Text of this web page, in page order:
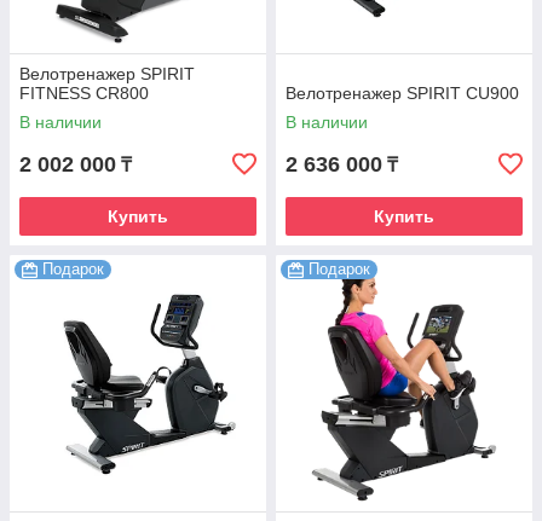
Велотренажер SPIRIT
FITNESS CR800
В наличии
2 002 000 ₸
Купить
Велотренажер SPIRIT CU900
В наличии
2 636 000 ₸
Купить
Подарок Подарок